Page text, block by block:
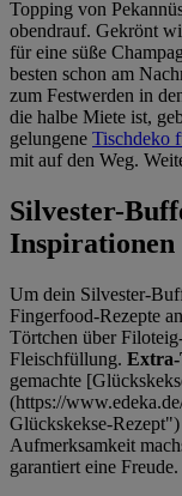
Topping von
obendrauf. Gekrönt
für eine süße
besten schon am
zum Festwerden in
die halbe Miete ist,
gelungene Tischdeko
mit auf den Weg.
Silvester-
Inspirationen
Um dein Silvester-
Fingerfood-Rezepte
Törtchen über
Fleischfüllung.
gemachte
(https://
Glückskekse-
Aufmerksamkeit
garantiert eine Freude.